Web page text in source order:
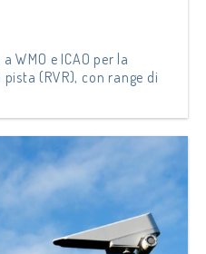
WMO e ICAO per la
(RVR), con range di